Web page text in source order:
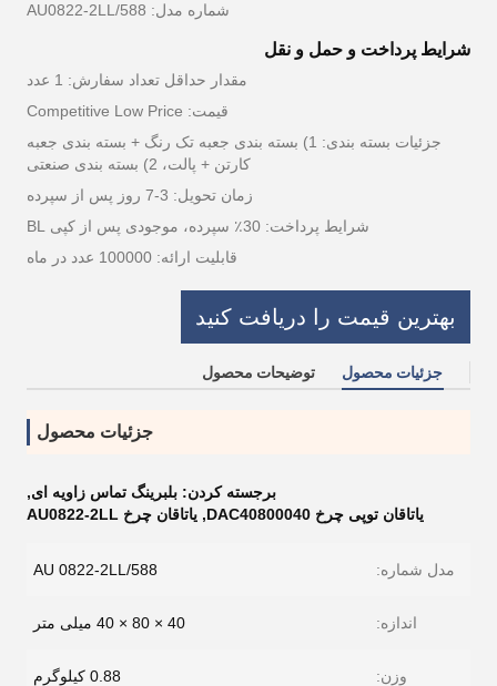
شماره مدل: AU0822-2LL/588
شرایط پرداخت و حمل و نقل
مقدار حداقل تعداد سفارش: 1 عدد
قیمت: Competitive Low Price
جزئیات بسته بندی: 1) بسته بندی جعبه تک رنگ + بسته بندی جعبه
کارتن + پالت، 2) بسته بندی صنعتی
زمان تحویل: 3-7 روز پس از سپرده
شرایط پرداخت: 30٪ سپرده، موجودی پس از کپی BL
قابلیت ارائه: 100000 عدد در ماه
بهترین قیمت را دریافت کنید
جزئیات محصول توضیحات محصول
جزئیات محصول
برجسته کردن: بلبرینگ تماس زاویه ای,
یاتاقان توپی چرخ DAC40800040
, یاتاقان چرخ AU0822-2LL
مدل شماره: AU 0822-2LL/588
اندازه: 40 × 80 × 40 میلی متر
وزن: 0.88 کیلوگرم